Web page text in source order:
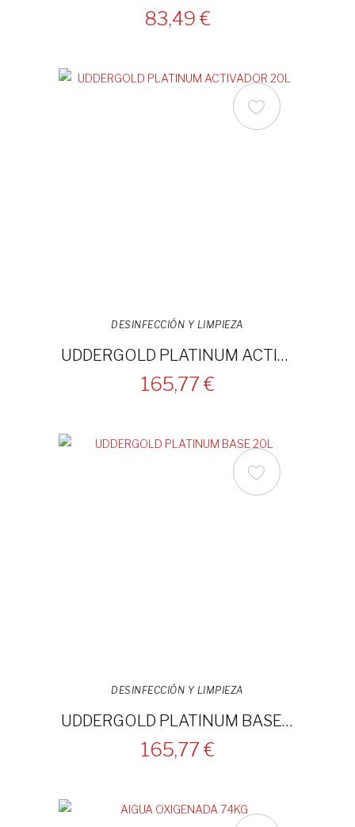
83,49 €
DESINFECCIÓN Y LIMPIEZA
UDDERGOLD PLATINUM ACTIVADOR 20L
165,77 €
DESINFECCIÓN Y LIMPIEZA
UDDERGOLD PLATINUM BASE 20L
165,77 €